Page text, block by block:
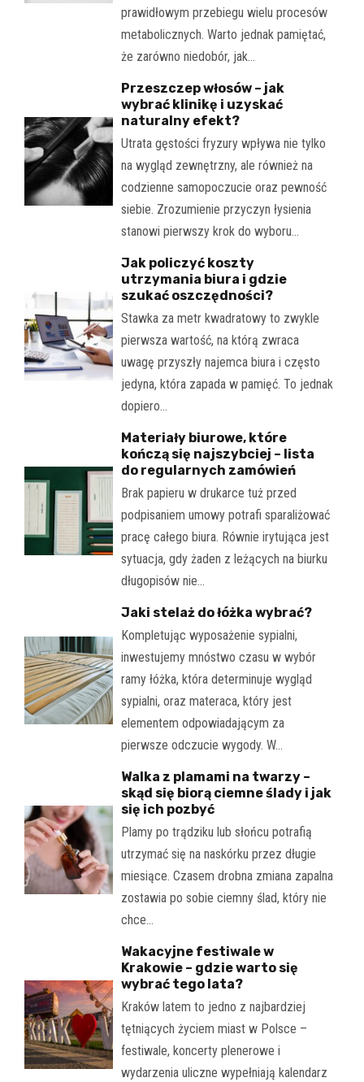
prawidłowym przebiegu wielu procesów
metabolicznych. Warto jednak pamiętać,
że zarówno niedobór, jak…
Przeszczep włosów – jak
wybrać klinikę i uzyskać
naturalny efekt?
Utrata gęstości fryzury wpływa nie tylko
na wygląd zewnętrzny, ale również na
codzienne samopoczucie oraz pewność
siebie. Zrozumienie przyczyn łysienia
stanowi pierwszy krok do wyboru…
Jak policzyć koszty
utrzymania biura i gdzie
szukać oszczędności?
Stawka za metr kwadratowy to zwykle
pierwsza wartość, na którą zwraca
uwagę przyszły najemca biura i często
jedyna, która zapada w pamięć. To jednak
dopiero…
Materiały biurowe, które
kończą się najszybciej – lista
do regularnych zamówień
Brak papieru w drukarce tuż przed
podpisaniem umowy potrafi sparaliżować
pracę całego biura. Równie irytująca jest
sytuacja, gdy żaden z leżących na biurku
długopisów nie…
Jaki stelaż do łóżka wybrać?
Kompletując wyposażenie sypialni,
inwestujemy mnóstwo czasu w wybór
ramy łóżka, która determinuje wygląd
sypialni, oraz materaca, który jest
elementem odpowiadającym za
pierwsze odczucie wygody. W…
Walka z plamami na twarzy –
skąd się biorą ciemne ślady i jak
się ich pozbyć
Plamy po trądziku lub słońcu potrafią
utrzymać się na naskórku przez długie
miesiące. Czasem drobna zmiana zapalna
zostawia po sobie ciemny ślad, który nie
chce…
Wakacyjne festiwale w
Krakowie – gdzie warto się
wybrać tego lata?
Kraków latem to jedno z najbardziej
tętniących życiem miast w Polsce –
festiwale, koncerty plenerowe i
wydarzenia uliczne wypełniają kalendarz